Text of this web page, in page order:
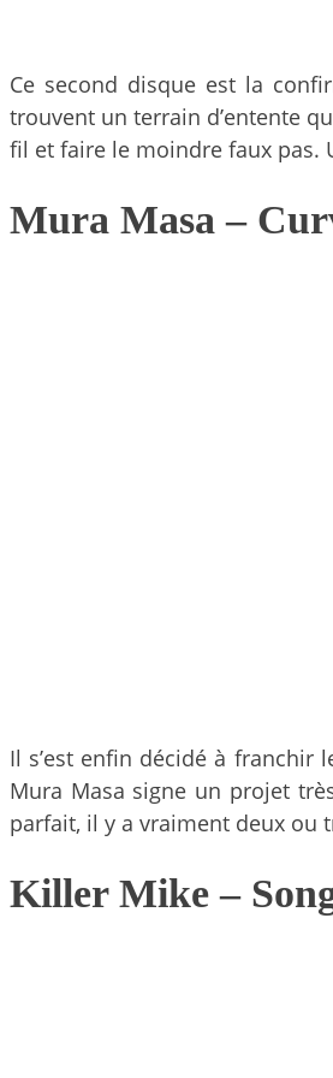
Ce second disque est la
trouvent un terrain d’entente
fil et faire le moindre faux pas.
Mura Masa –
Il s’est enfin décidé à franchir
Mura Masa signe un projet
parfait, il y a vraiment deux ou
Killer Mike –